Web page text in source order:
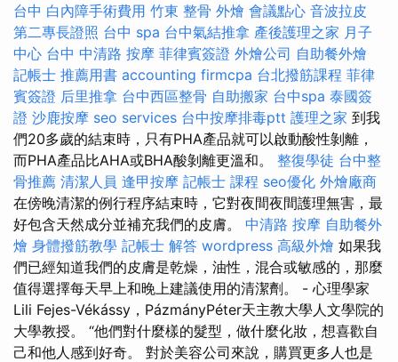
台中 白內障手術費用 竹東 整骨 外燴 會議點心 音波拉皮
第二專長證照 台中 spa 台中氣結推拿 產後護理之家 月子
中心 台中 中清路 按摩 菲律賓簽證 外燴公司 自助餐外燴
記帳士 推薦用書 accounting firmcpa 台北撥筋課程 菲律
賓簽證 后里推拿 台中西區整骨 自助搬家 台中spa 泰國簽
證 沙鹿按摩 seo services 台中按摩排毒ptt 護理之家 到我
們20多歲的結束時，只有PHA產品就可以啟動酸性剝離，
而PHA產品比AHA或BHA酸剝離更溫和。 整復學徒 台中整
骨推薦 清潔人員 逢甲按摩 記帳士 課程 seo優化 外燴廠商
在傍晚清潔的例行程序結束時，它對夜間夜間護理無害，最
好包含天然成分並補充我們的皮膚。 中清路 按摩 自助餐外
燴 身體撥筋教學 記帳士 解答 wordpress 高級外燴 如果我
們已經知道我們的皮膚是乾燥，油性，混合或敏感的，那麼
值得選擇每天早上和晚上建議使用的清潔劑。 - 心理學家
Lili Fejes-Vékássy，PázmányPéter天主教大學人文學院的
大學教授。 “他們對什麼樣的髮型，做什麼化妝，想喜歡自
己和他人感到好奇。 對於美容公司來說，購買更多人也是